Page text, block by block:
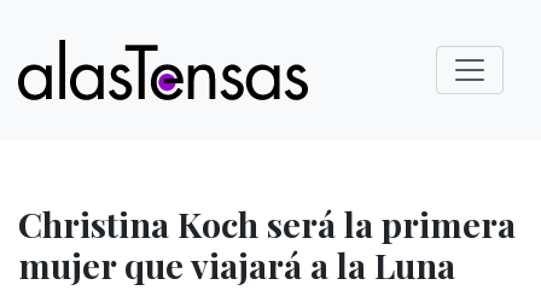
Christina Koch será la primera
mujer que viajará a la Luna